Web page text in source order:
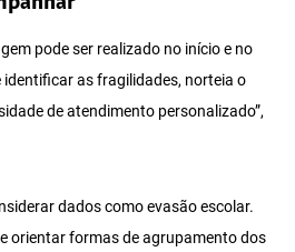
pode ser realizado no início e no
identificar as fragilidades, norteia o
de atendimento personalizado”,
dados como evasão escolar.
orientar formas de agrupamento dos